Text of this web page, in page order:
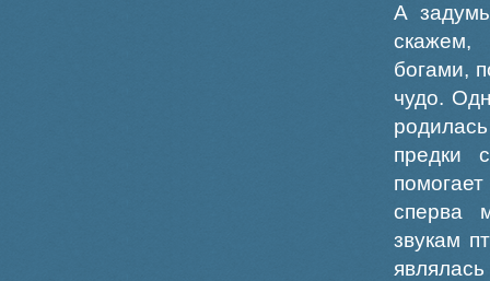
А
скажем,
богами,
чудо.
предки
сперва
звукам